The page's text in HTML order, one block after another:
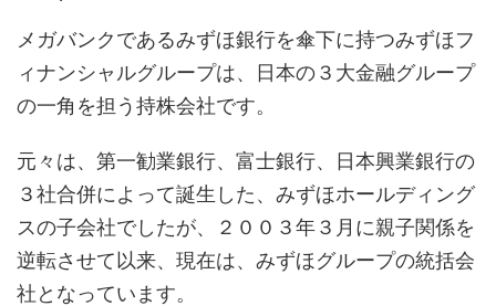
メガバンクであるみずほ銀行を傘下に持つみずほフ
ィナンシャルグループは、日本の３大金融グループ
の一角を担う持株会社です。
元々は、第一勧業銀行、富士銀行、日本興業銀行の
３社合併によって誕生した、みずほホールディング
スの子会社でしたが、２００３年３月に親子関係を
逆転させて以来、現在は、みずほグループの統括会
社となっています。